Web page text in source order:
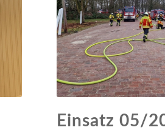
Einsatz 05/